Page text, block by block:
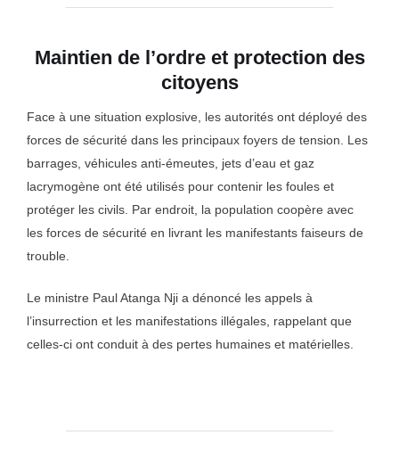
Maintien de l’ordre et protection des
citoyens
Face à une situation explosive, les autorités ont déployé des
forces de sécurité dans les principaux foyers de tension. Les
barrages, véhicules anti-émeutes, jets d’eau et gaz
lacrymogène ont été utilisés pour contenir les foules et
protéger les civils. Par endroit, la population coopère avec
les forces de sécurité en livrant les manifestants faiseurs de
trouble.
Le ministre Paul Atanga Nji a dénoncé les appels à
l’insurrection et les manifestations illégales, rappelant que
celles-ci ont conduit à des pertes humaines et matérielles.